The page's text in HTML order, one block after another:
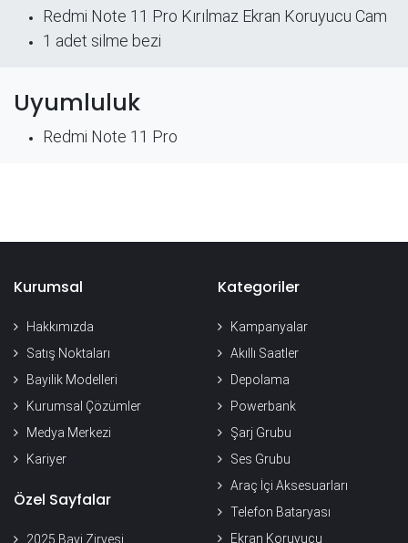
Redmi Note 11 Pro Kırılmaz Ekran Koruyucu Cam
​1 adet silme bezi
Uyumluluk
Redmi Note 11 Pro
Kurumsal
Hakkımızda
Satış Noktaları
Bayilik Modelleri
Kurumsal Çözümler
Medya Merkezi
Kariyer
Özel Sayfalar
2025 Bayi Zirvesi
Kategoriler
Kampanyalar
Akıllı Saatler
Depolama
Powerbank
Şarj Grubu
Ses Grubu
Araç İçi Aksesuarları
Telefon Bataryası
Ekran Koruyucu